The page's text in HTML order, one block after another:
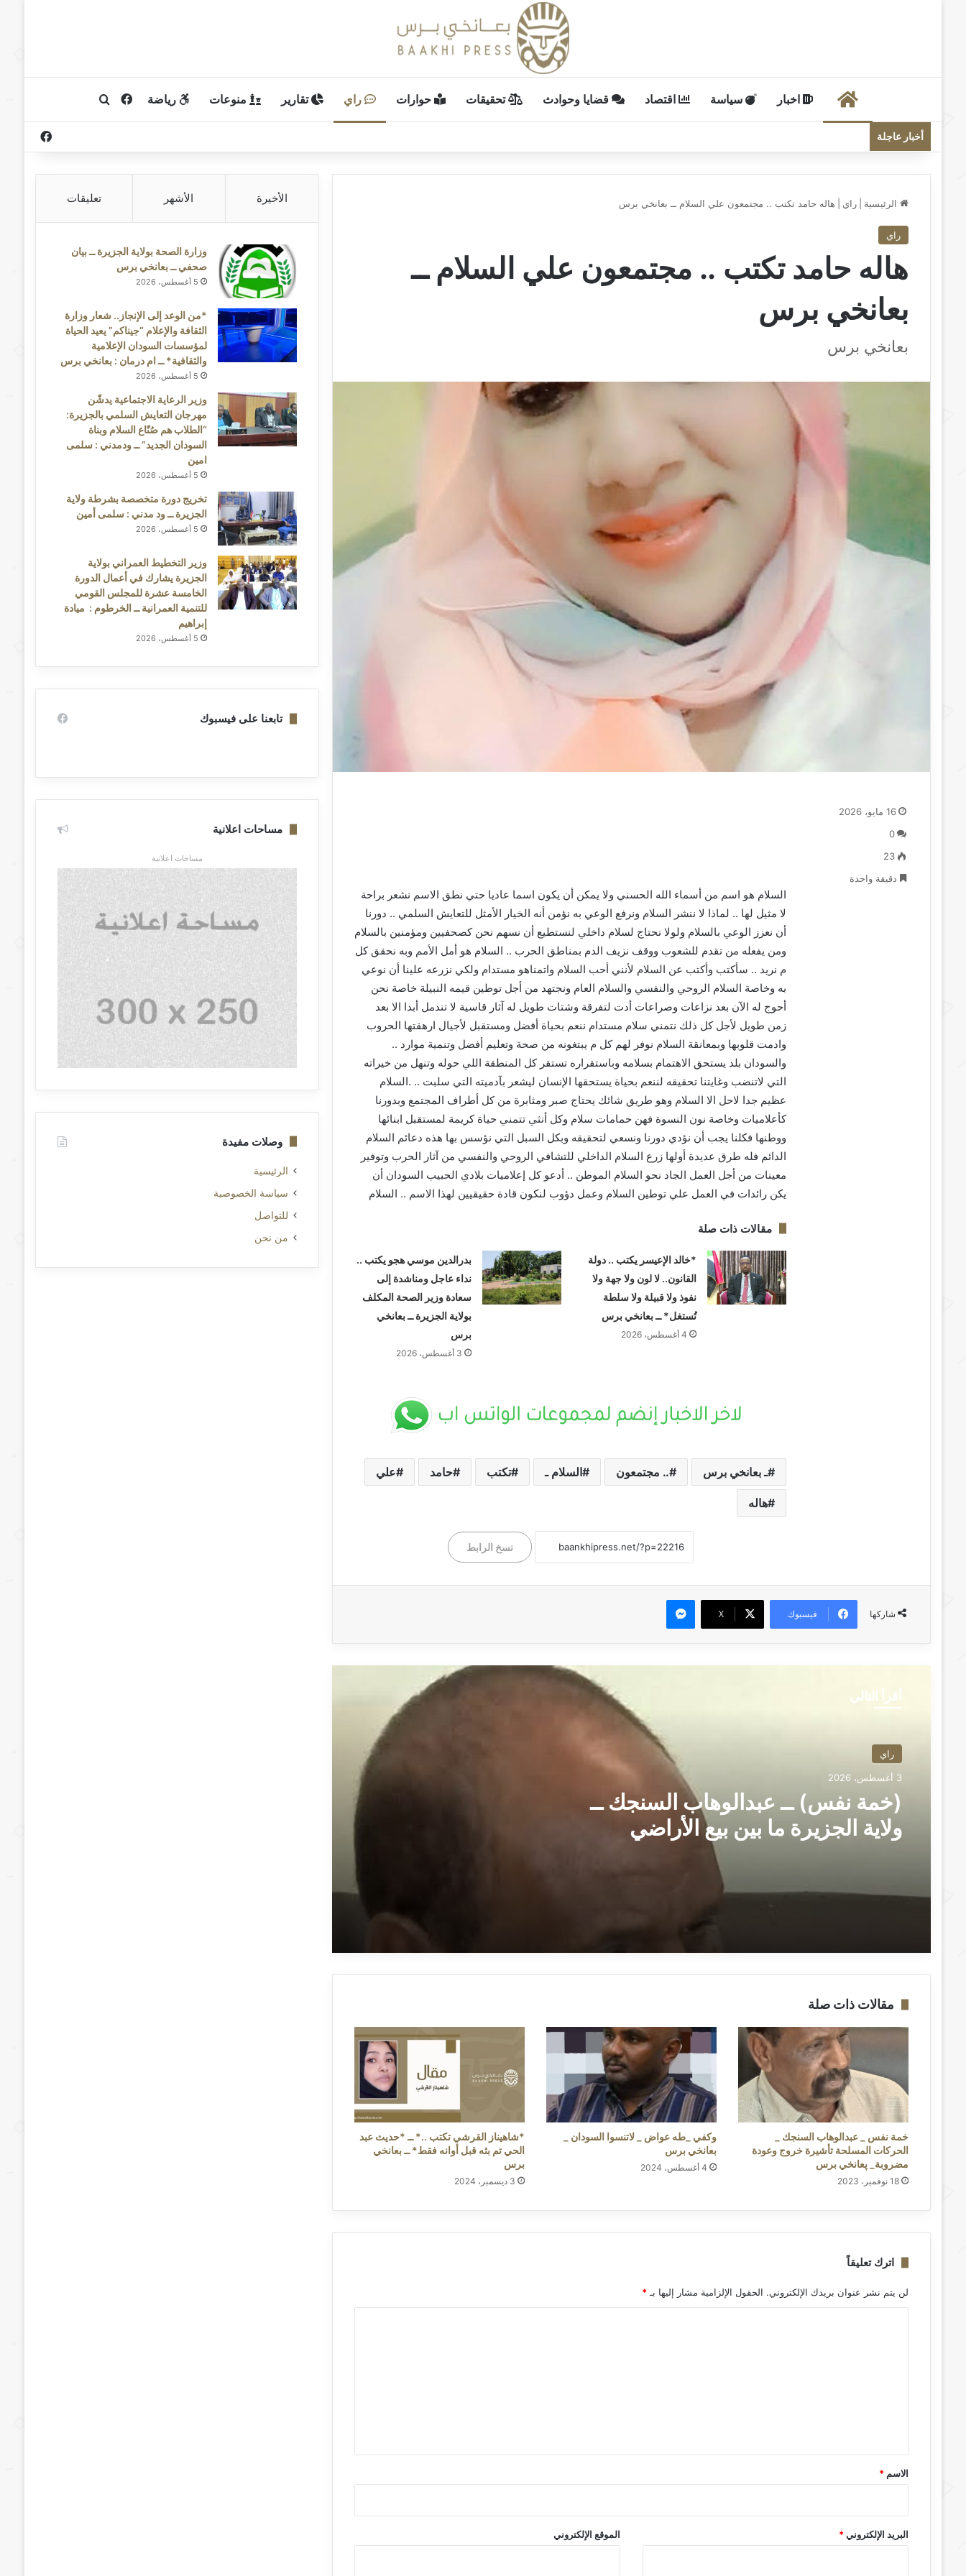
الرئيسيةاخبار سياسة اقتصاد قضايا وحوادث تحقيقات حوارات راي تقارير منوعات رياضة فيسبوكبحث عن
أخبار عاجلة
الرئيسية راي هاله حامد تكتب .. ‏مجتمعون علي السلام ــ بعانخي برس
راي
هاله حامد تكتب .. ‏مجتمعون علي السلام ــ
بعانخي برس
بعانخي برس
‏السلام هو اسم من أسماء الله الحسني ولا يمكن أن يكون اسما عاديا حتي نطق الاسم نشعر براحة
لا مثيل لها .. لماذا لا ننشر السلام ونرفع الوعي به نؤمن أنه الخيار الأمثل للتعايش السلمي .. دورنا
أن نعزز الوعي بالسلام ولولا نحتاج لسلام داخلي لنستطيع أن نسهم نحن كصحفيين ومؤمنين بالسلام
ومن يفعله من تقدم للشعوب ووقف نزيف الدم بمناطق الحرب .. السلام هو أمل الأمم وبه نحقق كل
م نريد .. سأكتب وأكتب عن السلام لأنني أحب السلام واتمناهو مستدام ولكي نزرعه علينا أن نوعي
به وخاصة السلام الروحي والنفسي والسلام العام ونجتهد من أجل توطين قيمه النبيلة خاصة نحن
أحوج له الآن بعد نزاعات وصراعات أدت لتفرقة وشتات طويل له آثار قاسية لا تندمل أبدا الا بعد
زمن طويل لأجل كل ذلك نتمني سلام مستدام ننعم بحياة أفضل ومستقبل لأجيال ارهقتها الحروب
وادمت قلوبها وبمعانقة السلام نوفر لهم كل م يبتغونه من صحة وتعليم أفضل وتنمية موارد ..
والسودان بلد يستحق الاهتمام بسلامه وباستقراره تستقر كل المنطقة اللي حوله وتنهل من خيراته
التي لاتنضب وغايتنا تحقيقه لننعم بحياة يستحقها الإنسان ليشعر بآدميته التي سلبت .. .السلام
عظيم جدا لاحل الا السلام وهو طريق شائك يحتاج صبر ومثابرة من كل أطراف المجتمع وبدورنا
كأعلاميات وخاصة نون النسوة فهن حمامات سلام وكل أنثي تتمني حياة كريمة لمستقبل ابنائها
ووطنها فكلنا يجب أن نؤدي دورنا ونسعي لتحقيقه وبكل السبل التي نؤسس بها هذه دعائم السلام
الدائم فله طرق عديدة أولها زرع السلام الداخلي للتشافي الروحي والنفسي من آثار الحرب وتوفير
معينات من أجل العمل الجاد نحو السلام الموطن .. أدعو كل إعلاميات بلادي الحبيب السودان أن
يكن رائدات في العمل علي توطين السلام وعمل دؤوب لنكون قادة حقيقيين لهذا الاسم .. السلام
مقالات ذات صلة
*خالد الإعيسر يكتب .. دولة
القانون.. لا لون ولا جهة ولا
نفوذ ولا قبيلة ولا سلطة
تُستغل* ــ بعانخي برس
4 أغسطس، 2026
بدرالدين موسي هجو يكتب ..
نداء عاجل ومناشدة إلى
سعادة وزير الصحة المكلف
بولاية الجزيرة ــ بعانخي
برس
3 أغسطس، 2026
ـ بعانخي برس .. ‏مجتمعون السلام ـ تكتب حامد علي
هاله
نسخ الرابط
16 مايو، 2026
0
23
دقيقة واحدة
شاركها فيسبوك ‫X
ماسنجر
أقرأ التالي
راي
3 أغسطس، 2026
(خمة نفس) ــ عبدالوهاب السنجك ــ
ولاية الجزيرة ما بين بيع الأراضي
وضياع الاستثمارات ــ بعانخي برس
ــ بعانخي برس
النيل (من ميدان الكرامة .. إلى شارع المواطن)
حرف ومعني ــ منى حمزة ــ مدني ولدت
(خمة نفس) ــ عبدالوهاب السنجك ــ مستشفى
الإعلامي* ــ بعانخي برس
محاسن عثمان نصر تكتب .. مركزية مرتبات
المعلمين… إنصافٌ طال انتظاره وعدالةٌ تنتظر
الجميع ــ بعانخي برس
مقالات ذات صلة
خمة نفس _ عبدالوهاب السنجك _
الحركات المسلحة تأشيرة خروج وعودة
مضروبة_ پعانخي برس
18 نوفمبر، 2023
وكفي _طه عواض _ لاتنسوا السودان _
بعانخي برس
4 أغسطس، 2024
*شاهيناز القرشي تكتب ..* ــ *حديث عبد
الحي تم بثه قبل أوانه فقط* ــ بعانخي
برس
3 ديسمبر، 2024
اترك تعليقاً
لن يتم نشر عنوان بريدك الإلكتروني. الحقول الإلزامية مشار إليها بـ*
*
الاسم *
البريد الإلكتروني* الموقع الإلكتروني
الأخيرة الأشهر تعليقات
وزارة الصحة بولاية الجزيرة ــ بيان
صحفي ــ بعانخي برس
5 أغسطس، 2026
*من الوعد إلى الإنجاز.. شعار وزارة
الثقافة والإعلام “جيناكم” يعيد الحياة
لمؤسسات السودان الإعلامية
والثقافية* ــ ام درمان : بعانخي برس
5 أغسطس، 2026
وزير الرعاية الاجتماعية يدشّن
مهرجان التعايش السلمي بالجزيرة:
“الطلاب هم صُنّاع السلام وبناة
السودان الجديد” ــ ودمدني : سلمى
امين
5 أغسطس، 2026
تخريج دورة متخصصة بشرطة ولاية
الجزيرة ــ ود مدني : سلمى أمين
5 أغسطس، 2026
وزير التخطيط العمراني بولاية
الجزيرة يشارك في أعمال الدورة
الخامسة عشرة للمجلس القومي
للتنمية العمرانية ــ الخرطوم : ميادة
إبراهيم
5 أغسطس، 2026
تابعنا على فيسبوك
مساحات اعلانية
مساحات اعلانية
وصلات مفيدة
الرئيسية
سياسة الخصوصية
للتواصل
من نحن